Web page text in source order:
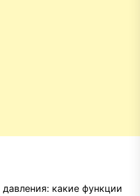
какие функции